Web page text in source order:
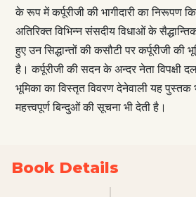
के रूप में कर्पूरीजी की भागीदारी का निरूपण
अतिरिक्त विभिन्न संसदीय विधाओं के
हुए उन सिद्धान्तों की कसौटी पर कर्पूरीजी की
है। कर्पूरीजी की सदन के अन्दर नेता विपक्षी
भूमिका का विस्तृत विवरण देनेवाली यह पुस्तक
महत्त्वपूर्ण बिन्दुओं की सूचना भी देती है।
Book Details